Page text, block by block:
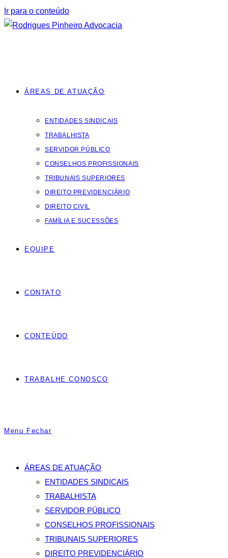
Ir para o conteúdo
ÁREAS DE ATUAÇÃO
ENTIDADES SINDICAIS
TRABALHISTA
SERVIDOR PÚBLICO
CONSELHOS PROFISSIONAIS
TRIBUNAIS SUPERIORES
DIREITO PREVIDENCIÁRIO
DIREITO CIVIL
FAMÍLIA E SUCESSÕES
EQUIPE
CONTATO
CONTEÚDO
TRABALHE CONOSCO
Menu Fechar
ÁREAS DE ATUAÇÃO
ENTIDADES SINDICAIS
TRABALHISTA
SERVIDOR PÚBLICO
CONSELHOS PROFISSIONAIS
TRIBUNAIS SUPERIORES
DIREITO PREVIDENCIÁRIO